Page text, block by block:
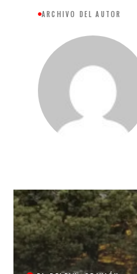
ARCHIVO DEL AUTOR